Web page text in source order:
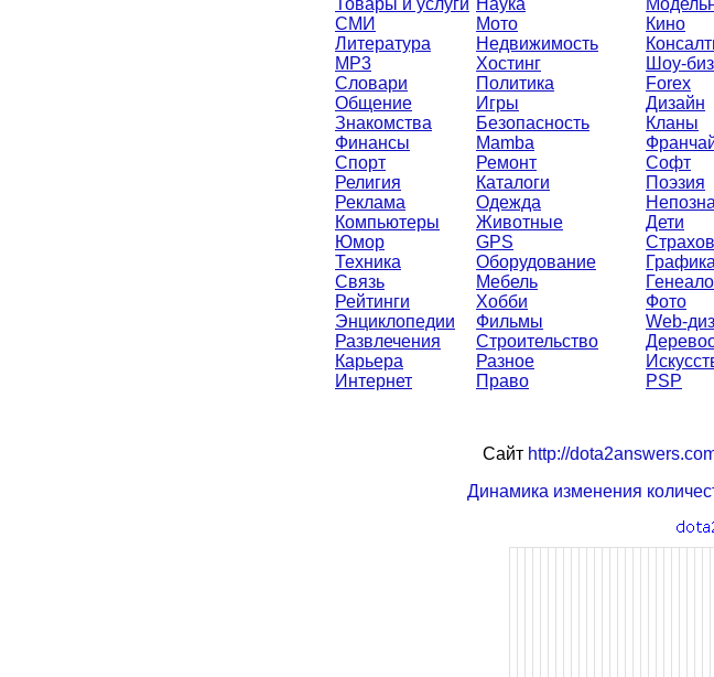
Товары и услуги
СМИ
Литература
MP3
Словари
Общение
Знакомства
Финансы
Спорт
Религия
Реклама
Компьютеры
Юмор
Техника
Связь
Рейтинги
Энциклопедии
Развлечения
Карьера
Интернет
Наука
Мото
Недвижимость
Хостинг
Политика
Игры
Безопасность
Mamba
Ремонт
Каталоги
Одежда
Животные
GPS
Оборудование
Мебель
Хобби
Фильмы
Строительство
Разное
Право
Кино
Шоу-
Forex
Дизайн
Кланы
Софт
Поэзия
Дети
Графика
Фото
Web-
PSP
Сайт http://
Динамика изменения